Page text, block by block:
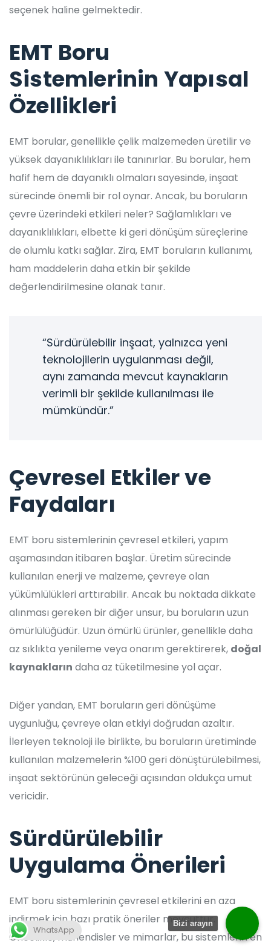
seçenek haline gelmektedir.
EMT Boru
Sistemlerinin Yapısal
Özellikleri
EMT borular, genellikle çelik malzemeden üretilir ve
yüksek dayanıklılıkları ile tanınırlar. Bu borular, hem
hafif hem de dayanıklı olmaları sayesinde, inşaat
sürecinde önemli bir rol oynar. Ancak, bu boruların
çevre üzerindeki etkileri neler? Sağlamlıkları ve
dayanıklılıkları, elbette ki geri dönüşüm süreçlerine
de olumlu katkı sağlar. Zira, EMT boruların kullanımı,
ham maddelerin daha etkin bir şekilde
değerlendirilmesine olanak tanır.
“Sürdürülebilir inşaat, yalnızca yeni
teknolojilerin uygulanması değil,
aynı zamanda mevcut kaynakların
verimli bir şekilde kullanılması ile
mümkündür.”
Çevresel Etkiler ve
Faydaları
EMT boru sistemlerinin çevresel etkileri, yapım
aşamasından itibaren başlar. Üretim sürecinde
kullanılan enerji ve malzeme, çevreye olan
yükümlülükleri arttırabilir. Ancak bu noktada dikkate
alınması gereken bir diğer unsur, bu boruların uzun
ömürlülüğüdür. Uzun ömürlü ürünler, genellikle daha
az sıklıkta yenileme veya onarım gerektirerek, doğal
kaynakların daha az tüketilmesine yol açar.
Diğer yandan, EMT boruların geri dönüşüme
uygunluğu, çevreye olan etkiyi doğrudan azaltır.
İlerleyen teknoloji ile birlikte, bu boruların üretiminde
kullanılan malzemelerin %100 geri dönüştürülebilmesi,
inşaat sektörünün geleceği açısından oldukça umut
vericidir.
Sürdürülebilir
Uygulama Önerileri
EMT boru sistemlerinin çevresel etkilerini en aza
indirmek için bazı pratik öneriler mevcuttur.
Öncelikle, mühendisler ve mimarlar, bu sistemlerin en
WhatsApp
Bizi arayın